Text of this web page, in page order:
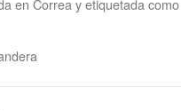
en Correay etiquetada